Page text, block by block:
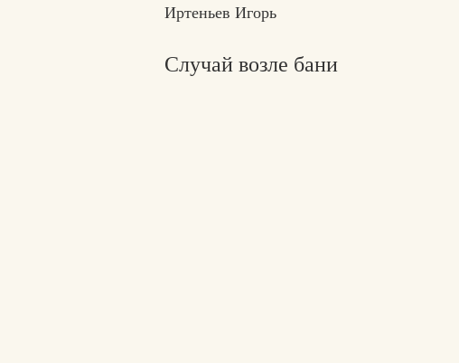
Иртеньев Игорь
Случай возле бани